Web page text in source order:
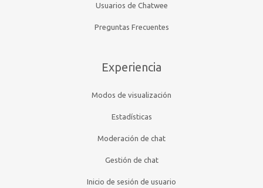
Usuarios de Chatwee
Preguntas Frecuentes
Experiencia
Modos de visualización
Estadísticas
Moderación de chat
Gestión de chat
Inicio de sesión de usuario